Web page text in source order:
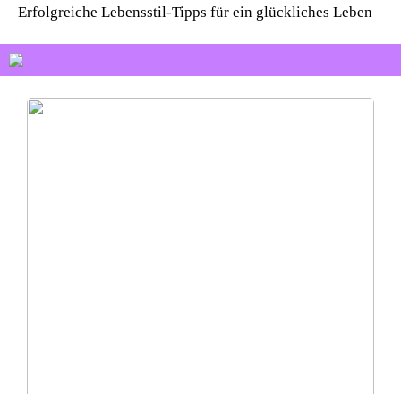
Erfolgreiche Lebensstil-Tipps für ein glückliches Leben